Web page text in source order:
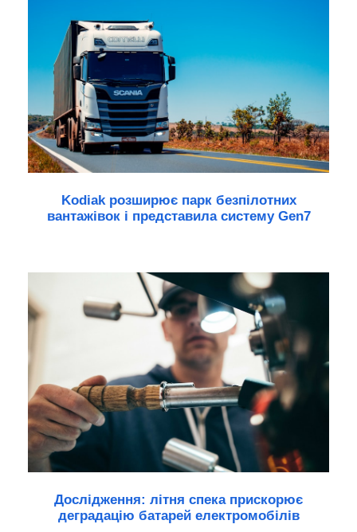
Kodiak розширює парк безпілотних
вантажівок і представила систему Gen7
Дослідження: літня спека прискорює
деградацію батарей електромобілів